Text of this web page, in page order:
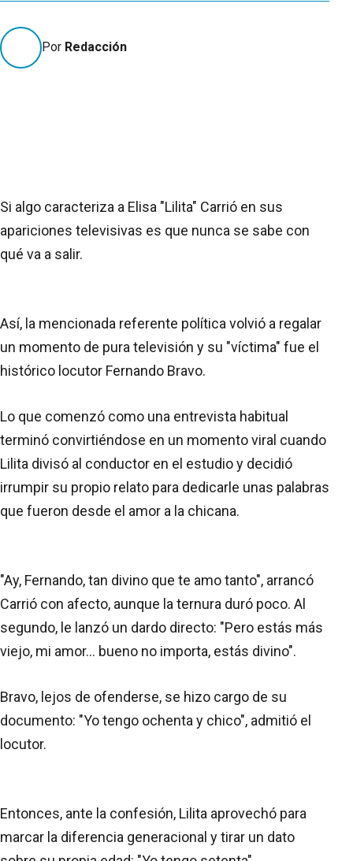
Por Redacción
Si algo caracteriza a Elisa "Lilita" Carrió en sus
apariciones televisivas es que nunca se sabe con
qué va a salir.
Así, la mencionada referente política volvió a regalar
un momento de pura televisión y su "víctima" fue el
histórico locutor Fernando Bravo.
Lo que comenzó como una entrevista habitual
terminó convirtiéndose en un momento viral cuando
Lilita divisó al conductor en el estudio y decidió
irrumpir su propio relato para dedicarle unas palabras
que fueron desde el amor a la chicana.
"Ay, Fernando, tan divino que te amo tanto", arrancó
Carrió con afecto, aunque la ternura duró poco. Al
segundo, le lanzó un dardo directo: "Pero estás más
viejo, mi amor... bueno no importa, estás divino".
Bravo, lejos de ofenderse, se hizo cargo de su
documento: "Yo tengo ochenta y chico", admitió el
locutor.
Entonces, ante la confesión, Lilita aprovechó para
marcar la diferencia generacional y tirar un dato